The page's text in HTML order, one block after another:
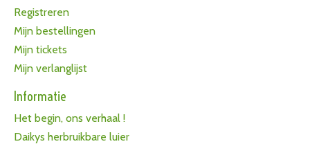
Registreren
Mijn bestellingen
Mijn tickets
Mijn verlanglijst
Informatie
Het begin, ons verhaal !
Daikys herbruikbare luier